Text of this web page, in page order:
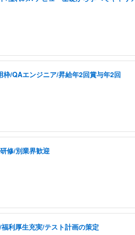
枠/QAエンジニア/昇給年2回賞与年2回
修/別業界歓迎
利厚生充実/テスト計画の策定